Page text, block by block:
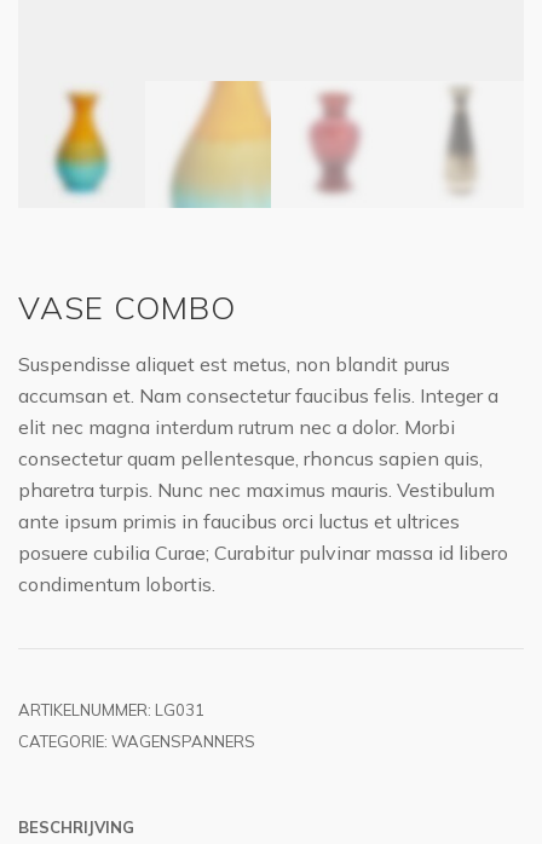
VASE COMBO
Suspendisse aliquet est metus, non blandit purus
accumsan et. Nam consectetur faucibus felis. Integer a
elit nec magna interdum rutrum nec a dolor. Morbi
consectetur quam pellentesque, rhoncus sapien quis,
pharetra turpis. Nunc nec maximus mauris. Vestibulum
ante ipsum primis in faucibus orci luctus et ultrices
posuere cubilia Curae; Curabitur pulvinar massa id libero
condimentum lobortis.
ARTIKELNUMMER: LG031
CATEGORIE: WAGENSPANNERS
BESCHRIJVING